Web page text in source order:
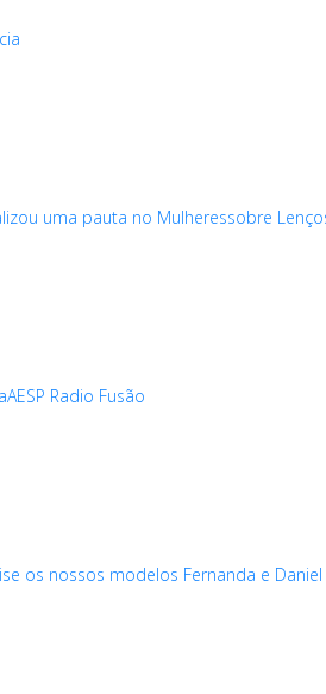
uma pauta no Mulheressobre
Radio Fusão
os nossos modelos Fernanda e